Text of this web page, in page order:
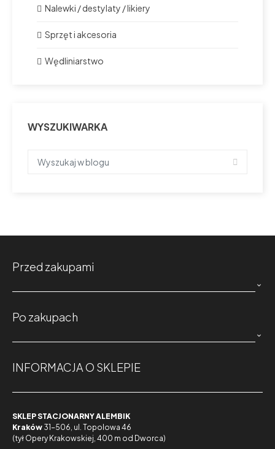
Nalewki / destylaty / likiery
Sprzęt i akcesoria
Wędliniarstwo
WYSZUKIWARKA
Przed zakupami

Po zakupach

INFORMACJA O SKLEPIE
SKLEP STACJONARNY ALEMBIK
Kraków 31-506, ul. Topolowa 46
(tył Opery Krakowskiej, 400 m od Dworca)